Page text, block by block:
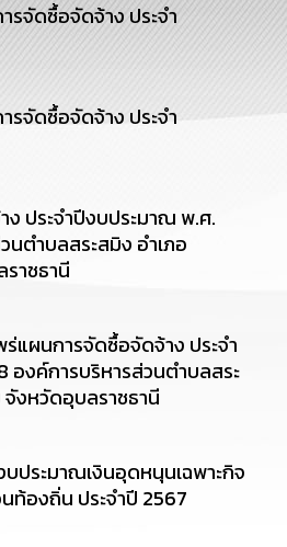
รจัดซื้อจัดจ้าง ประจำ
รจัดซื้อจัดจ้าง ประจำ
ประจำปีงบประมาณ พ.ศ.
ตำบลสระสมิง อำเภอ
าชธานี
ร่แผนการจัดซื้อจัดจ้าง ประจำ
งค์การบริหารส่วนตำบลสระ
จังหวัดอุบลราชธานี
ประมาณเงินอุดหนุนเฉพาะกิจ
องถิ่น ประจำปี 2567